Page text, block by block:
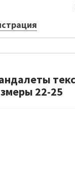
22-25